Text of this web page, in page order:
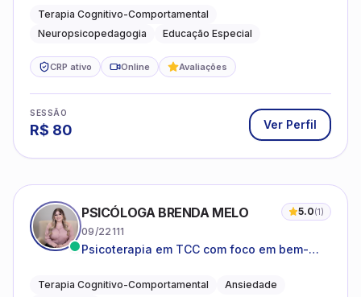
do neurodesenvolvimento.
Terapia Cognitivo-Comportamental
Neuropsicopedagogia
Educação Especial
CRP ativo Online Avaliações
SESSÃO
R$ 80 Ver Perfil
PSICÓLOGA BRENDA MELO 5.0(1)
09/22111
Psicoterapia em TCC com foco em bem-
o cotidiano
Terapia Cognitivo-Comportamental
Ansiedade